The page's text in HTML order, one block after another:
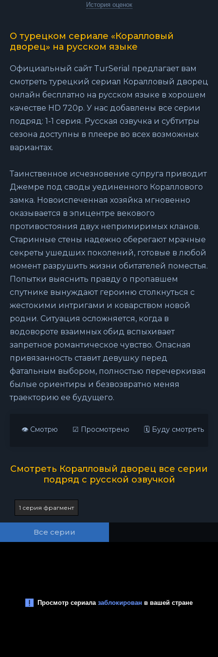
История оценок
О турецком сериале «Коралловый
дворец» на русском языке
Официальный сайт TurSerial предлагает вам
смотреть турецкий сериал Коралловый дворец
онлайн бесплатно на русском языке в хорошем
качестве HD 720p. У нас добавлены все серии
подряд: 1-1 серия. Русская озвучка и субтитры
сезона доступны в плеере во всех возможных
вариантах.
Таинственное исчезновение супруга приводит
Джемре под своды уединенного Кораллового
замка. Новоиспеченная хозяйка мгновенно
оказывается в эпицентре векового
противостояния двух непримиримых кланов.
Старинные стены надежно оберегают мрачные
секреты ушедших поколений, готовые в любой
момент разрушить жизни обитателей поместья.
Попытки выяснить правду о пропавшем
спутнике вынуждают героиню столкнуться с
жестокими интригами и коварством новой
родни. Ситуация осложняется, когда в
водовороте взаимных обид вспыхивает
запретное романтическое чувство. Опасная
привязанность ставит девушку перед
фатальным выбором, полностью перечеркивая
былые ориентиры и безвозвратно меняя
траекторию ее будущего.
👁 Смотрю ☑ Просмотрено 🗓 Буду смотреть
Смотреть Коралловый дворец все серии
подряд с русской озвучкой
1 серия фрагмент
Все серии